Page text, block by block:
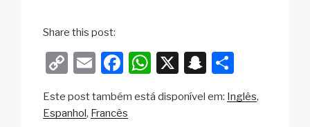
Share this post:
C
p
E
ail
F
c
W
at
X
S
a ar
Este post também está disponível em: Inglês
Espanhol Francês